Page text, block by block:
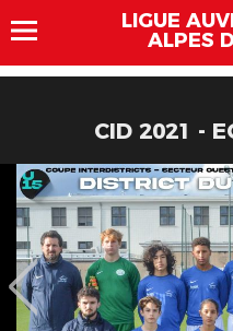
LIGUE
ALPES
CID 2021 -